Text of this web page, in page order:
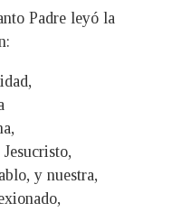
Padre leyó la
y nuestra,